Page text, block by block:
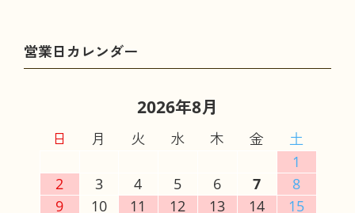
2026年8月
日 月 火 水 木 金
土
1
2
3 4 5 6 7
8
9
10 11 12 13 14
15